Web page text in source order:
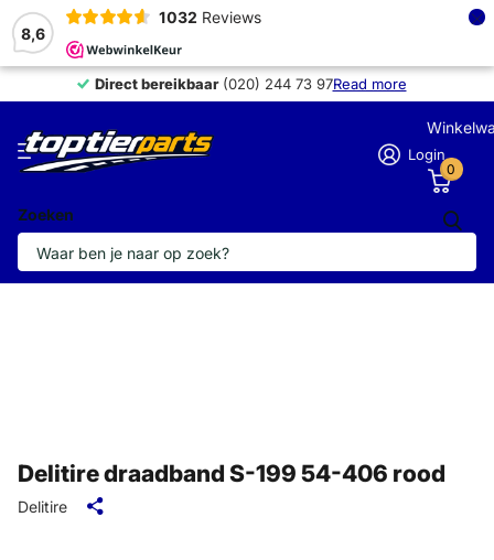
8,6
1032 Reviews ×
Direct bereikbaar(020) 244 73 97Read more
Direct bereikbaar
Zoeken
Login
0
Delitire draadband S-199 54-406 rood
Delitire